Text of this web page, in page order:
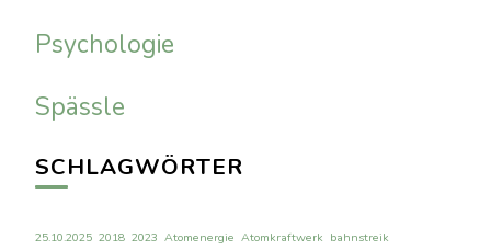
Psychologie
Spässle
SCHLAGWÖRTER
25.10.2025 2018 2023 Atomenergie Atomkraftwerk bahnstreik